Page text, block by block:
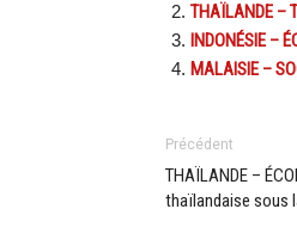
THAÏLANDE –
INDONÉSIE –
MALAISIE –
Précédent
THAÏLANDE –
thaïlandaise sous